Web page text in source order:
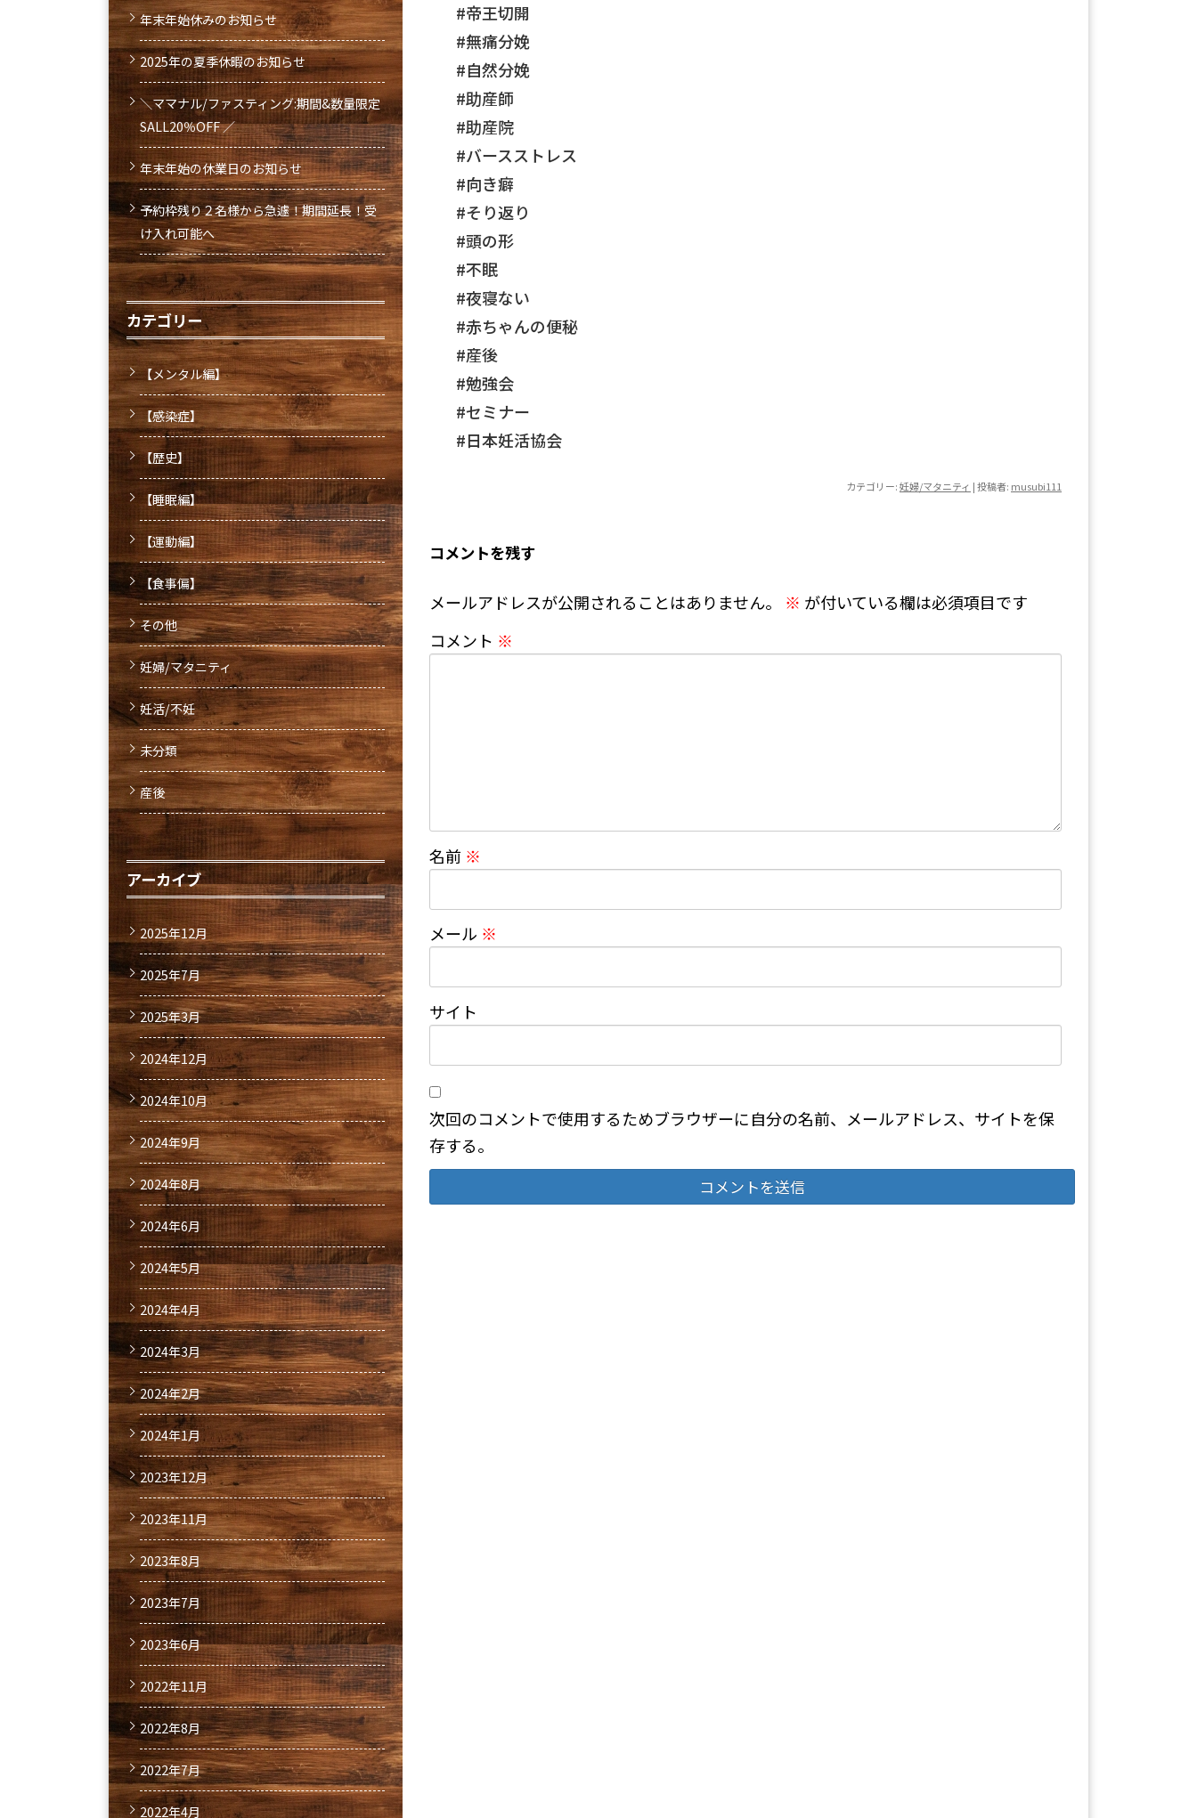
#帝王切開
#無痛分娩
#自然分娩
#助産師
#助産院
#バースストレス
#向き癖
#そり返り
#頭の形
#不眠
#夜寝ない
#赤ちゃんの便秘
#産後
#勉強会
#セミナー
#日本妊活協会
カテゴリー:妊婦/マタニティ |投稿者: musubi111
コメントを残す
メールアドレスが公開されることはありません。 ※ が付いている欄は必須項目です
コメント ※
名前 ※
メール ※
サイト
次回のコメントで使用するためブラウザーに自分の名前、メールアドレス、サイトを保
存する。
年末年始休みのお知らせ
2025年の夏季休暇のお知らせ
＼ママナル/ファスティング:期間&数量限定
SALL20％OFF ／
年末年始の休業日のお知らせ
予約枠残り２名様から急遽！期間延長！受
け入れ可能へ
カテゴリー
【メンタル編】
【感染症】
【歴史】
【睡眠編】
【運動編】
【食事偏】
その他
妊婦/マタニティ
妊活/不妊
未分類
産後
アーカイブ
2025年12月
2025年7月
2025年3月
2024年12月
2024年10月
2024年9月
2024年8月
2024年6月
2024年5月
2024年4月
2024年3月
2024年2月
2024年1月
2023年12月
2023年11月
2023年8月
2023年7月
2023年6月
2022年11月
2022年8月
2022年7月
2022年4月